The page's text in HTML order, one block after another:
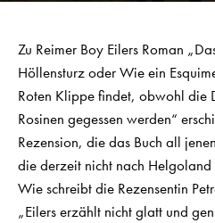
Zu Reimer Boy Eilers Roman
Höllensturz oder Wie ein
Roten Klippe findet, obwohl die
Rosinen gegessen werden“
Rezension, die das Buch all
die derzeit nicht nach Helgoland
Wie schreibt die Rezensentin
„Eilers erzählt nicht glatt und